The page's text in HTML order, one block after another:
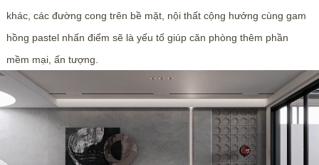
khác, các đường cong trên bề mặt, nội thất cộng hưởng cùng gam
hồng pastel nhấn điểm sẽ là yếu tố giúp căn phòng thêm phần
mềm mại, ấn tượng.